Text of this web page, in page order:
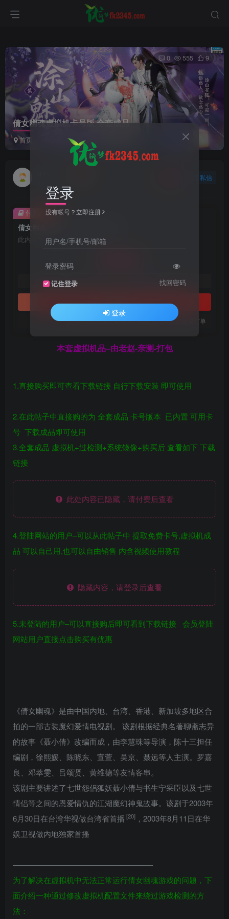
倩女幽魂虚拟机卡号版 全套成品
首页 vmware虚拟机
0 555 9
私信
倩女幽魂虚拟机卡号版 全套成品
此内容为付费阅读，请付费后查看
黄金会员 钻石会员 ￥3
立即购买
您当前未登录！建议登陆后购买，可保存购买订单
付费阅读
本套虚拟机品–由老赵-亲测-打包
1.直接购买即可查看下载链接 自行下载安装 即可使用
2.在此帖子中直接购的为 全套成品 卡号版本 已内置 可用卡
号 下载成品即可使用
3.全套成品 虚拟机+过检测+系统镜像+购买后 查看如下 下载
链接
此处内容已隐藏，请付费后查看
4.登陆网站的用户–可以从此帖子中 提取免费卡号,虚拟机成
品 可以自己用,也可以自由销售 内含视频使用教程
隐藏内容，请登录后查看
5.未登陆的用户–可以直接购后即可看到下载链接 会员登陆
网站用户直接点击购买有优惠
《倩女幽魂》是由中国内地、台湾、香港、新加坡多地区合
拍的一部古装魔幻爱情电视剧。 该剧根据经典名著聊斋志异
的故事《聂小倩》改编而成，由李慧珠等导演， 陈十三担任
编剧， 徐熙媛 、陈晓东、 宣萱 吴京 聂远等人主演。 罗嘉
良
邓萃雯 吕颂贤 黄维德等友情客串。
该剧主要讲述了七世怨侣狐妖聂小倩与书生宁采臣以及七世
情侣等之间的恩爱情仇的江湖魔幻神鬼故事。该剧于2003年
6月30日在台湾华视做台湾省首播 [20] ，2003年8月11日在华
娱卫视做内地独家首播
——————————————————-
为了解决在虚拟机中无法正常运行倩女幽魂游戏的问题，下
面介绍一种通过修改虚拟机配置文件来绕过游戏检测的方
法：
登录
没有帐号？立即注册
用户名/手机号/邮箱
登录密码
记住登录 找回密码
登录